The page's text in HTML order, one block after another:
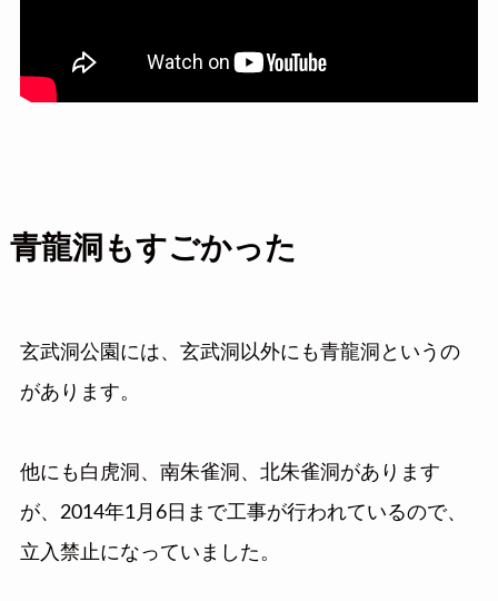
青龍洞もすごかった
玄武洞公園には、玄武洞以外にも青龍洞というの
があります。
他にも白虎洞、南朱雀洞、北朱雀洞があります
が、2014年1月6日まで工事が行われているので、
立入禁止になっていました。